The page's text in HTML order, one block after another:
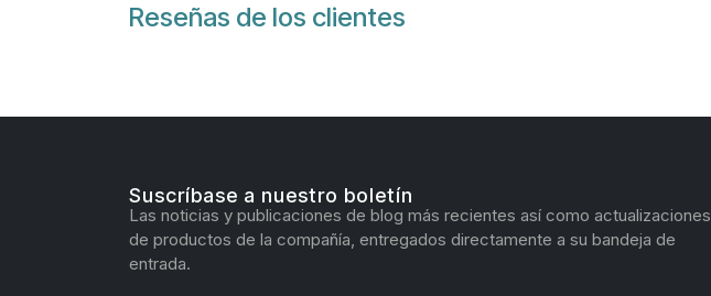
Reseñas de los clientes
Suscríbase a nuestro boletín
Las noticias y publicaciones de blog más recientes así como actualizaciones
de productos de la compañía, entregados directamente a su bandeja de
entrada.